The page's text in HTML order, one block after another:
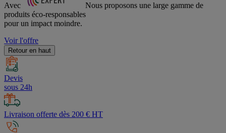
Avec
Nous proposons une large gamme de
produits éco-responsables
pour un impact moindre.
Voir l'offre
Retour en haut
Devis
sous 24h
Livraison offerte dès 200 € HT